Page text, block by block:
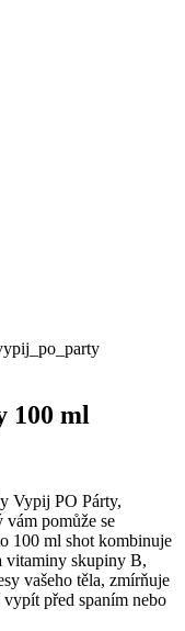
100 ml
Vypij PO Párty,
pomůže se
100 ml shot kombinuje
vitaminy skupiny B,
vašeho těla, zmírňuje
před spaním nebo